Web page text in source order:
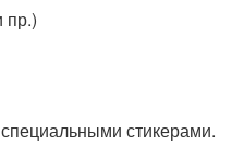
пр.)
стикерами.